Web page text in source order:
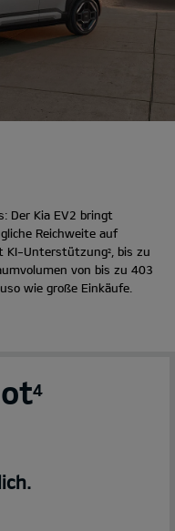
Der Kia EV2 bringt
Reichweite auf
KI-Unterstützung2
, bis zu
von bis zu 403
wie große Einkäufe.
4